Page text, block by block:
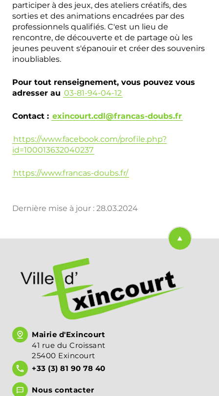
participer à des jeux, des ateliers créatifs, des
sorties et des animations encadrées par des
professionnels qualifiés. C'est un lieu de
rencontre, de découverte et de partage où les
jeunes peuvent s'épanouir et créer des souvenirs
inoubliables.
Pour tout renseignement, vous pouvez vous
adresser au 03-81-94-04-12
Contact : exincourt.cdl@francas-doubs.fr
https://www.facebook.com/profile.php?
id=100013632040237
https://www.francas-doubs.fr/
Dernière mise à jour : 28.03.2024
Retourner
Mairie d'Exincourt
41 rue du Croissant
25400 Exincourt
+33 (3) 81 90 78 40
Nous contacter